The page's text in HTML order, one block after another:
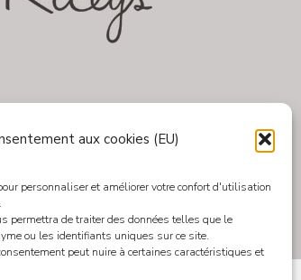
aux cookies (EU)
personnaliser et améliorer votre confort d'utilisation
permettra de traiter des données telles que le
ou les identifiants uniques sur ce site.
peut nuire à certaines caractéristiques et